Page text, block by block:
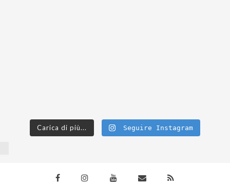
Carica di più... Seguire Instagram